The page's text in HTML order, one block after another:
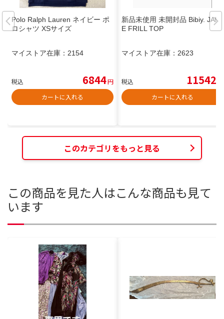
Polo Ralph Lauren ネイビー ポ
ロシャツ XSサイズ
マイストア在庫： 2154
税込 6844円
カートに入れる
新品未使用 未開封品 Bibiy. JAMI
E FRILL TOP
マイストア在庫： 2623
税込 11542
カートに入れる
このカテゴリをもっと見る
この商品を見た人はこんな商品も見て
います